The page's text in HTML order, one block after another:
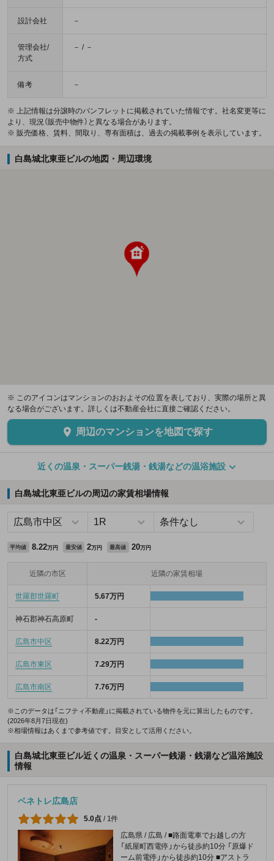
設計会社 －
管理会社/
方式
－ / －
備考 －
※ 上記情報は分譲時のパンフレットに掲載されていた情報です。社名変更等に
より、現況（販売中物件）と異なる場合があります。
※ 販売価格、賃料、間取り、専有面積は、過去の掲載事例を表示しています。
白島城北東亜ビルの地図・周辺環境
※ このアイコンはマンションのおおよその位置を表しており、実際の場所と異
なる場合がございます。詳しくは不動産会社に直接ご確認ください。
周辺のマンションを地図で探す
近くの温泉・スーパー銭湯・銭湯などの温浴施設
白島城北東亜ビルの周辺の家賃相場情報
平均値 8.22万円 最安値 2万円 最高値 20万円
近隣の市区 近隣の家賃相場
世羅郡世羅町 5.67万円
神石郡神石高原町 -
広島市中区 8.22万円
広島市東区 7.29万円
広島市南区 7.76万円
※このデータは「ニフティ不動産」に掲載されている物件を元に算出したものです。
(2026年8月7日現在)
※相場情報はあくまで参考値です。目安として活用ください。
白島城北東亜ビル近くの温泉・スーパー銭湯・銭湯など温浴施設
情報
ベネトレ広島店
5.0点 / 1件
広島県 / 広島 / ■路面電車でお越しの方
「紙屋町西電停」から徒歩約10分 「原爆ド
ーム前電停」から徒歩約10分 ■アストラ